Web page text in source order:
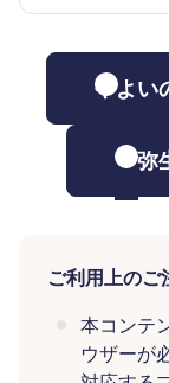
やよい
弥
ご利用上のご
本コンテ
ウザーが